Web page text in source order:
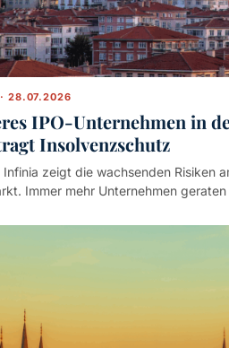
28.07.2026
IPO-Unternehmen in
Insolvenzschutz
Infinia zeigt die wachsenden Risiken
Immer mehr Unternehmen